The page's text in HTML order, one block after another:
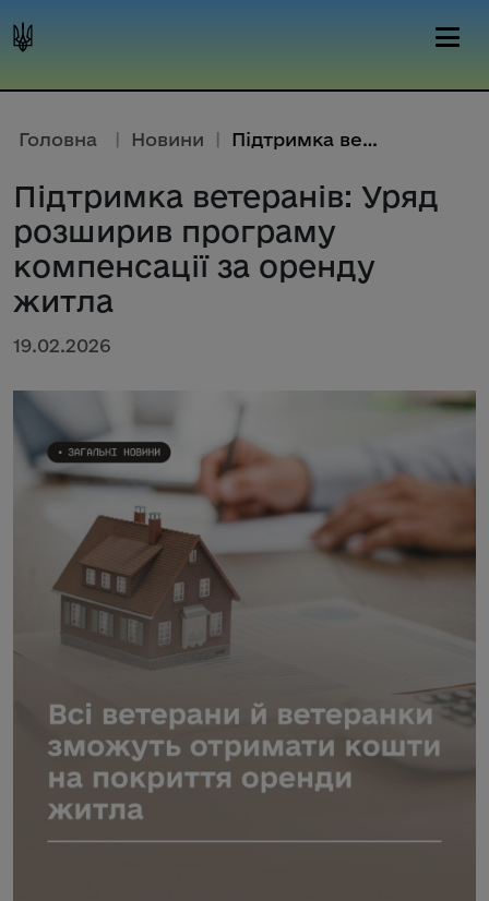
Головна | Новини | Підтримка ветеранів: Уряд розш...
Підтримка ветеранів: Уряд
розширив програму
компенсації за оренду
житла
19.02.2026